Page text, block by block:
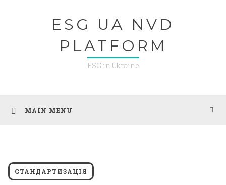
ESG UA NVD
PLATFORM
ESG in Ukraine
MAIN MENU
СТАНДАРТИЗАЦІЯ